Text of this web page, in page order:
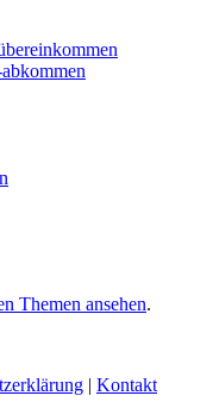
Themen ansehen.
| Kontakt